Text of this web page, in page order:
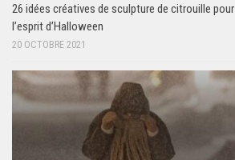
26 idées créatives de sculpture de citrouille
l’esprit d’Halloween
20 OCTOBRE 2021